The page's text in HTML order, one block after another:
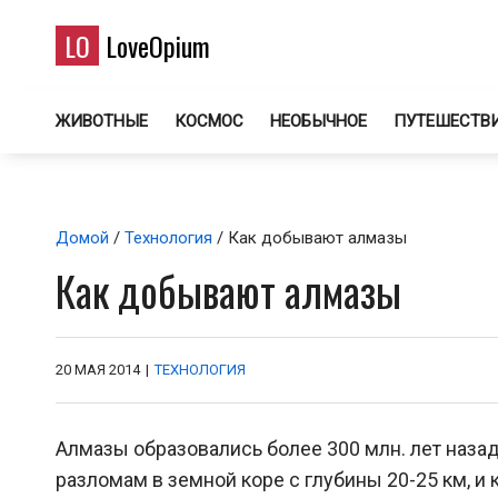
LO LoveOpium
ЖИВОТНЫЕ КОСМОС НЕОБЫЧНОЕ
Домой / Технология / Как добывают алмазы
Как добывают алмазы
20 МАЯ 2014 | ТЕХНОЛОГИЯ
Алмазы образовались более 300 млн. лет
разломам в земной коре с глубины 20-25 км,